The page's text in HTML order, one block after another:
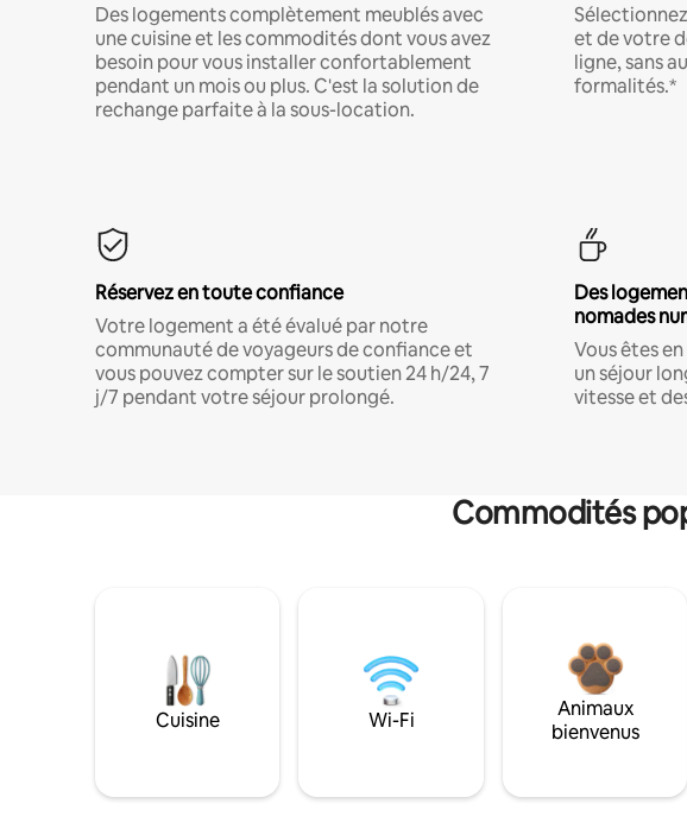
Des logements complètement meublés avec
une cuisine et les commodités dont vous avez
besoin pour vous installer confortablement
pendant un mois ou plus. C'est la solution de
rechange parfaite à la sous-location.
et de votre
ligne, sans
formalités.*
Réservez en toute confiance
Votre logement a été évalué par notre
communauté de voyageurs de confiance et
vous pouvez compter sur le soutien 24 h/24, 7
j/7 pendant votre séjour prolongé.
Des
nomades
Vous êtes
un séjour
vitesse et
Commodités
Cuisine Wi-Fi
Animaux
bienvenus